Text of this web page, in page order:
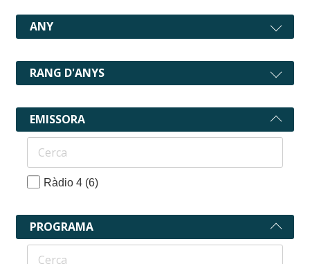
ANY
RANG D'ANYS
EMISSORA
Ràdio 4 (6)
PROGRAMA